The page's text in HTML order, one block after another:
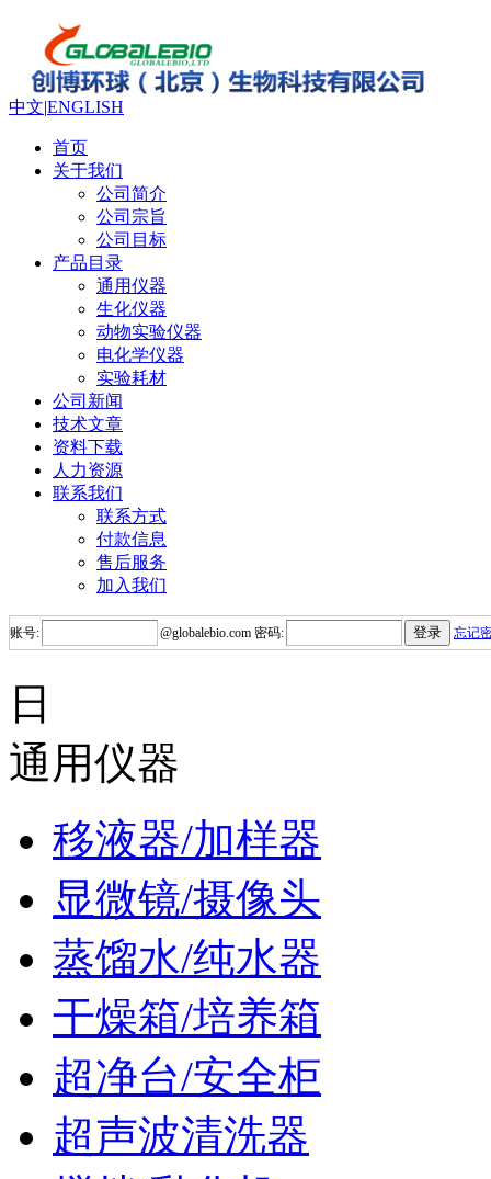
中文|ENGLISH
首页
关于我们
公司简介
公司宗旨
公司目标
产品目录
通用仪器
生化仪器
动物实验仪器
电化学仪器
实验耗材
公司新闻
技术文章
资料下载
人力资源
联系我们
联系方式
付款信息
售后服务
加入我们
账号: @globalebio.com 密码: 忘记
日
通用仪器
移液器/加样器
显微镜/摄像头
蒸馏水/纯水器
干燥箱/培养箱
超净台/安全柜
超声波清洗器